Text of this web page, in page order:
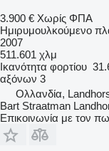
3.900 € Χωρίς ΦΠΑ
Ημιρυμουλκούμενο
2007
511.601 χλμ
Ικανότητα φορτίου
αξόνων 3
Ολλανδία,
Bart Straatman
Επικοινωνία με τον